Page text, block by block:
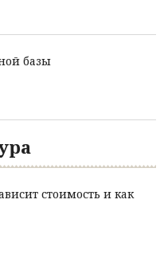
базы
стоимость и как